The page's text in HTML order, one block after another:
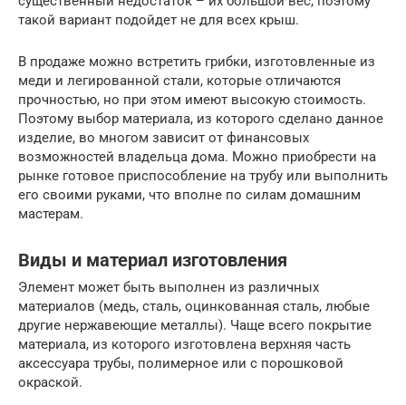
такой вариант подойдет не для всех крыш.
В продаже можно встретить грибки, изготовленные из
меди и легированной стали, которые отличаются
прочностью, но при этом имеют высокую стоимость.
Поэтому выбор материала, из которого сделано данное
изделие, во многом зависит от финансовых
возможностей владельца дома. Можно приобрести на
рынке готовое приспособление на трубу или выполнить
его своими руками, что вполне по силам домашним
мастерам.
Виды и материал изготовления
Элемент может быть выполнен из различных
материалов (медь, сталь, оцинкованная сталь, любые
другие нержавеющие металлы). Чаще всего покрытие
материала, из которого изготовлена верхняя часть
аксессуара трубы, полимерное или с порошковой
окраской.